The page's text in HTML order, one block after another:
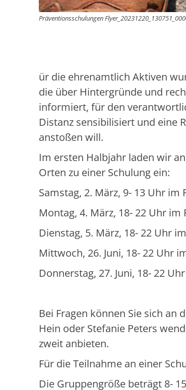
Präventionsschulungen
ür die ehrenamtlich Aktiven
die über Hintergründe und
informiert, für den
Distanz sensibilisiert und eine
anstoßen will.
Im ersten Halbjahr laden wir
Orten zu einer Schulung ein:
Samstag, 2. März, 9- 13 Uhr
Montag, 4. März, 18- 22 Uhr
Dienstag, 5. März, 18- 22 Uhr
Mittwoch, 26. Juni, 18- 22 Uhr
Donnerstag, 27. Juni, 18- 22
Bei Fragen können Sie sich
Hein oder Stefanie Peters
zweit anbieten.
Für die Teilnahme an einer
Die Gruppengröße beträgt 8-